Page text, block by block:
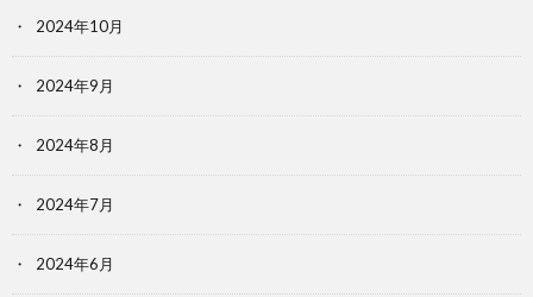
2024年10月
2024年9月
2024年8月
2024年7月
2024年6月